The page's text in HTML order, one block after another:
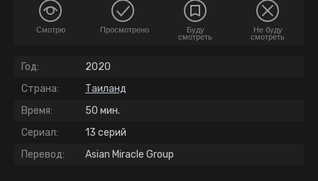
Смотрю Просмотрено
Буду
смотреть
Не буду
смотреть
Год:
2020
Страна:
Таиланд
Время:
50 мин.
Сериал:
13 серий
Перевод:
Asian Miracle Group